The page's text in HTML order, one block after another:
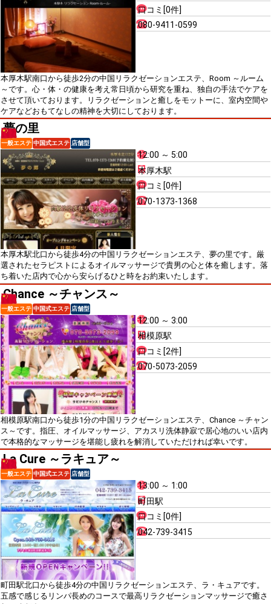
口コミ[0件]
080-9411-0599
本厚木駅南口から徒歩2分の中国リラクゼーションエステ、Room ～ルーム
～です。心・体・の健康を考え常日頃から研究を重ね、独自の手法でケアを
させて頂いております。リラクゼーションと癒しをモットーに、室内空間や
ケアなどおもてなしの精神を大切にしております。
夢の里
一般エステ 中国式エステ 店舗型
12:00 ～ 5:00
本厚木駅
口コミ[0件]
070-1373-1368
本厚木駅北口から徒歩4分の中国リラクゼーションエステ、夢の里です。厳
選されたセラピストによるオイルマッサージで貴男の心と体を癒します。落
ち着いた店内で心から安らげるひと時をお約束いたします。
Chance ～チャンス～
一般エステ 中国式エステ 店舗型
12:00 ～ 3:00
相模原駅
口コミ[2件]
070-5073-2059
相模原駅南口から徒歩1分の中国リラクゼーションエステ、Chance ～チャン
ス～です。指圧、オイルマッサージ、アカスリ洗体静寂で居心地のいい店内
で本格的なマッサージを堪能し疲れを解消していただければ幸いです。
La Cure ～ラキュア～
一般エステ 中国式エステ 店舗型
13:00 ～ 1:00
町田駅
口コミ[0件]
042-739-3415
町田駅北口から徒歩4分の中国リラクゼーションエステ、ラ・キュアです。
五感で感じるリンパ長めのコースで最高リラクゼーションマッサージで癒さ